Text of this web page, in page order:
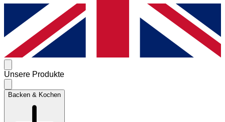
Unsere Produkte
Backen & Kochen